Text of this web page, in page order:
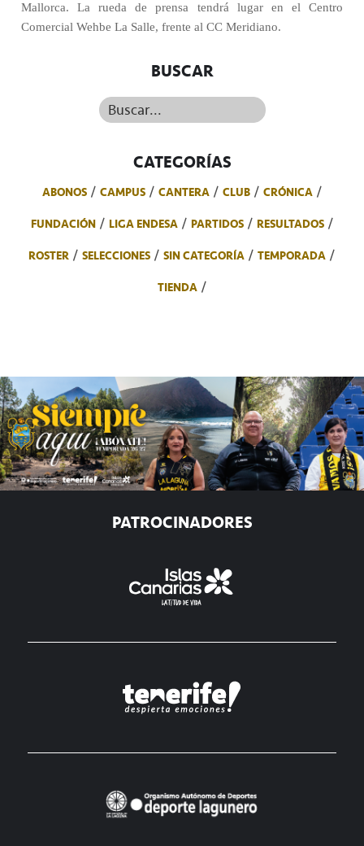
Mallorca. La rueda de prensa tendrá lugar en el Centro
Comercial Wehbe La Salle, frente al CC Meridiano.
BUSCAR
Buscar...
CATEGORÍAS
ABONOS CAMPUS CANTERA CLUB
CRÓNICA
FUNDACIÓN
LIGA ENDESA PARTIDOS
RESULTADOS
ROSTER
SELECCIONES SIN CATEGORÍA
TEMPORADA
TIENDA
PATROCINADORES